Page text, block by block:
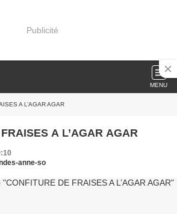
Publicité
MENU
A L’AGAR AGAR
A L’AGAR AGAR
anne-so